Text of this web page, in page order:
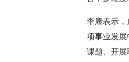
李康表示
项事业发
课题、开